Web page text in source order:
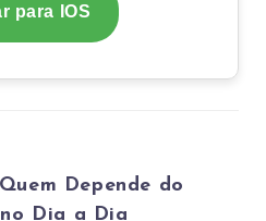
para IOS
Depende do
Dia a Dia